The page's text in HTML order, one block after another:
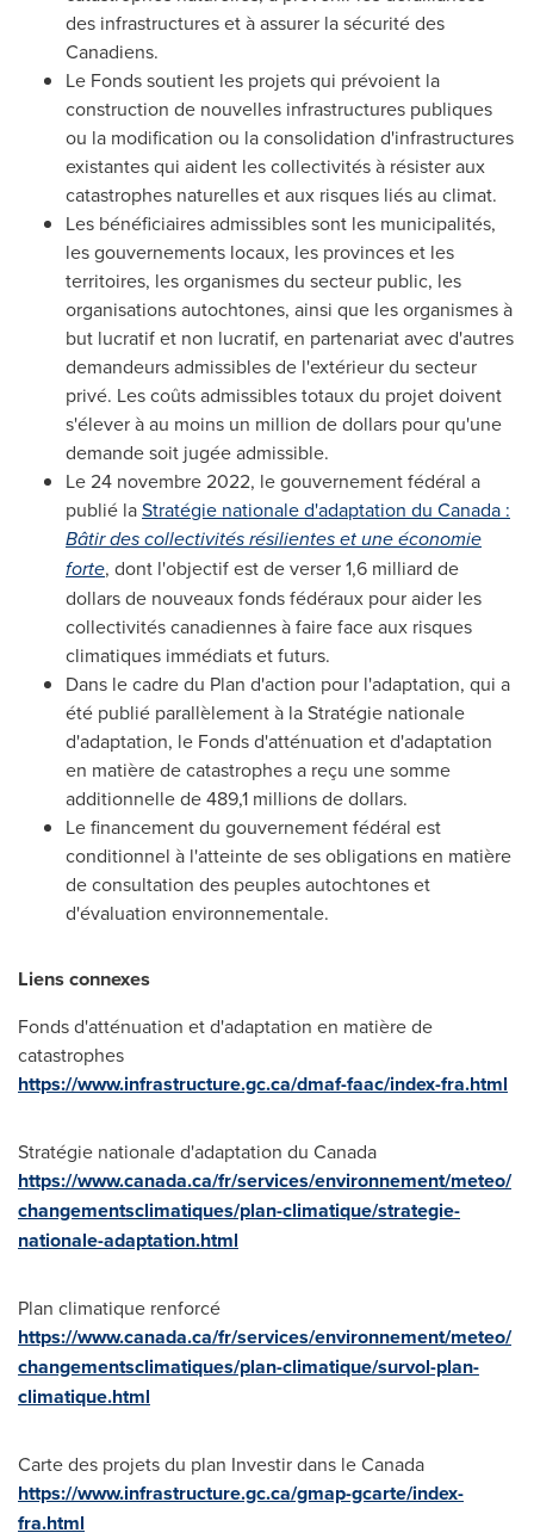
des infrastructures et à assurer la sécurité des
Canadiens.
Le Fonds soutient les projets qui prévoient la
construction de nouvelles infrastructures publiques
ou la modification ou la consolidation d'infrastructures
existantes qui aident les collectivités à résister aux
catastrophes naturelles et aux risques liés au climat.
Les bénéficiaires admissibles sont les municipalités,
les gouvernements locaux, les provinces et les
territoires, les organismes du secteur public, les
organisations autochtones, ainsi que les organismes à
but lucratif et non lucratif, en partenariat avec d'autres
demandeurs admissibles de l'extérieur du secteur
privé. Les coûts admissibles totaux du projet doivent
s'élever à au moins un million de dollars pour qu'une
demande soit jugée admissible.
Le 24 novembre 2022, le gouvernement fédéral a
publié laStratégie nationale d'adaptation du Canada :
Bâtir des collectivités résilientes et une économie
forte, dont l'objectif est de verser 1,6 milliard de
dollars de nouveaux fonds fédéraux pour aider les
collectivités canadiennes à faire face aux risques
climatiques immédiats et futurs.
Dans le cadre du Plan d'action pour l'adaptation, qui a
été publié parallèlement à la Stratégie nationale
d'adaptation, le Fonds d'atténuation et d'adaptation
en matière de catastrophes a reçu une somme
additionnelle de 489,1 millions de dollars.
Le financement du gouvernement fédéral est
conditionnel à l'atteinte de ses obligations en matière
de consultation des peuples autochtones et
d'évaluation environnementale.
Liens connexes
Fonds d'atténuation et d'adaptation en matière de
catastrophes
https://www.infrastructure.gc.ca/dmaf-faac/index-fra.html
Stratégie nationale d'adaptation du Canada
https://www.canada.ca/fr/services/environnement/meteo/
changementsclimatiques/plan-climatique/strategie-
nationale-adaptation.html
Plan climatique renforcé
https://www.canada.ca/fr/services/environnement/meteo/
changementsclimatiques/plan-climatique/survol-plan-
climatique.html
Carte des projets du plan Investir dans leCanada
https://www.infrastructure.gc.ca/gmap-gcarte/index-
fra.html